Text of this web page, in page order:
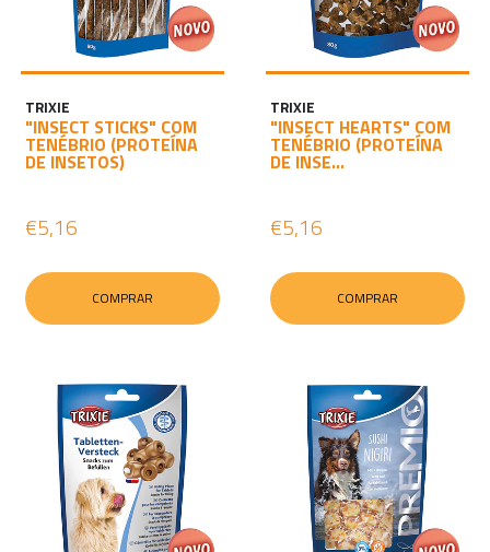
C
I
R
S
TRIXIE
"INSECT STICKS" COM
TENÉBRIO (PROTEÍNA
DE INSETOS)
€5,16
COMPRAR
TRIXIE
"INSECT HEARTS" COM
TENÉBRIO (PROTEÍNA
DE INSE...
€5,16
COMPRAR